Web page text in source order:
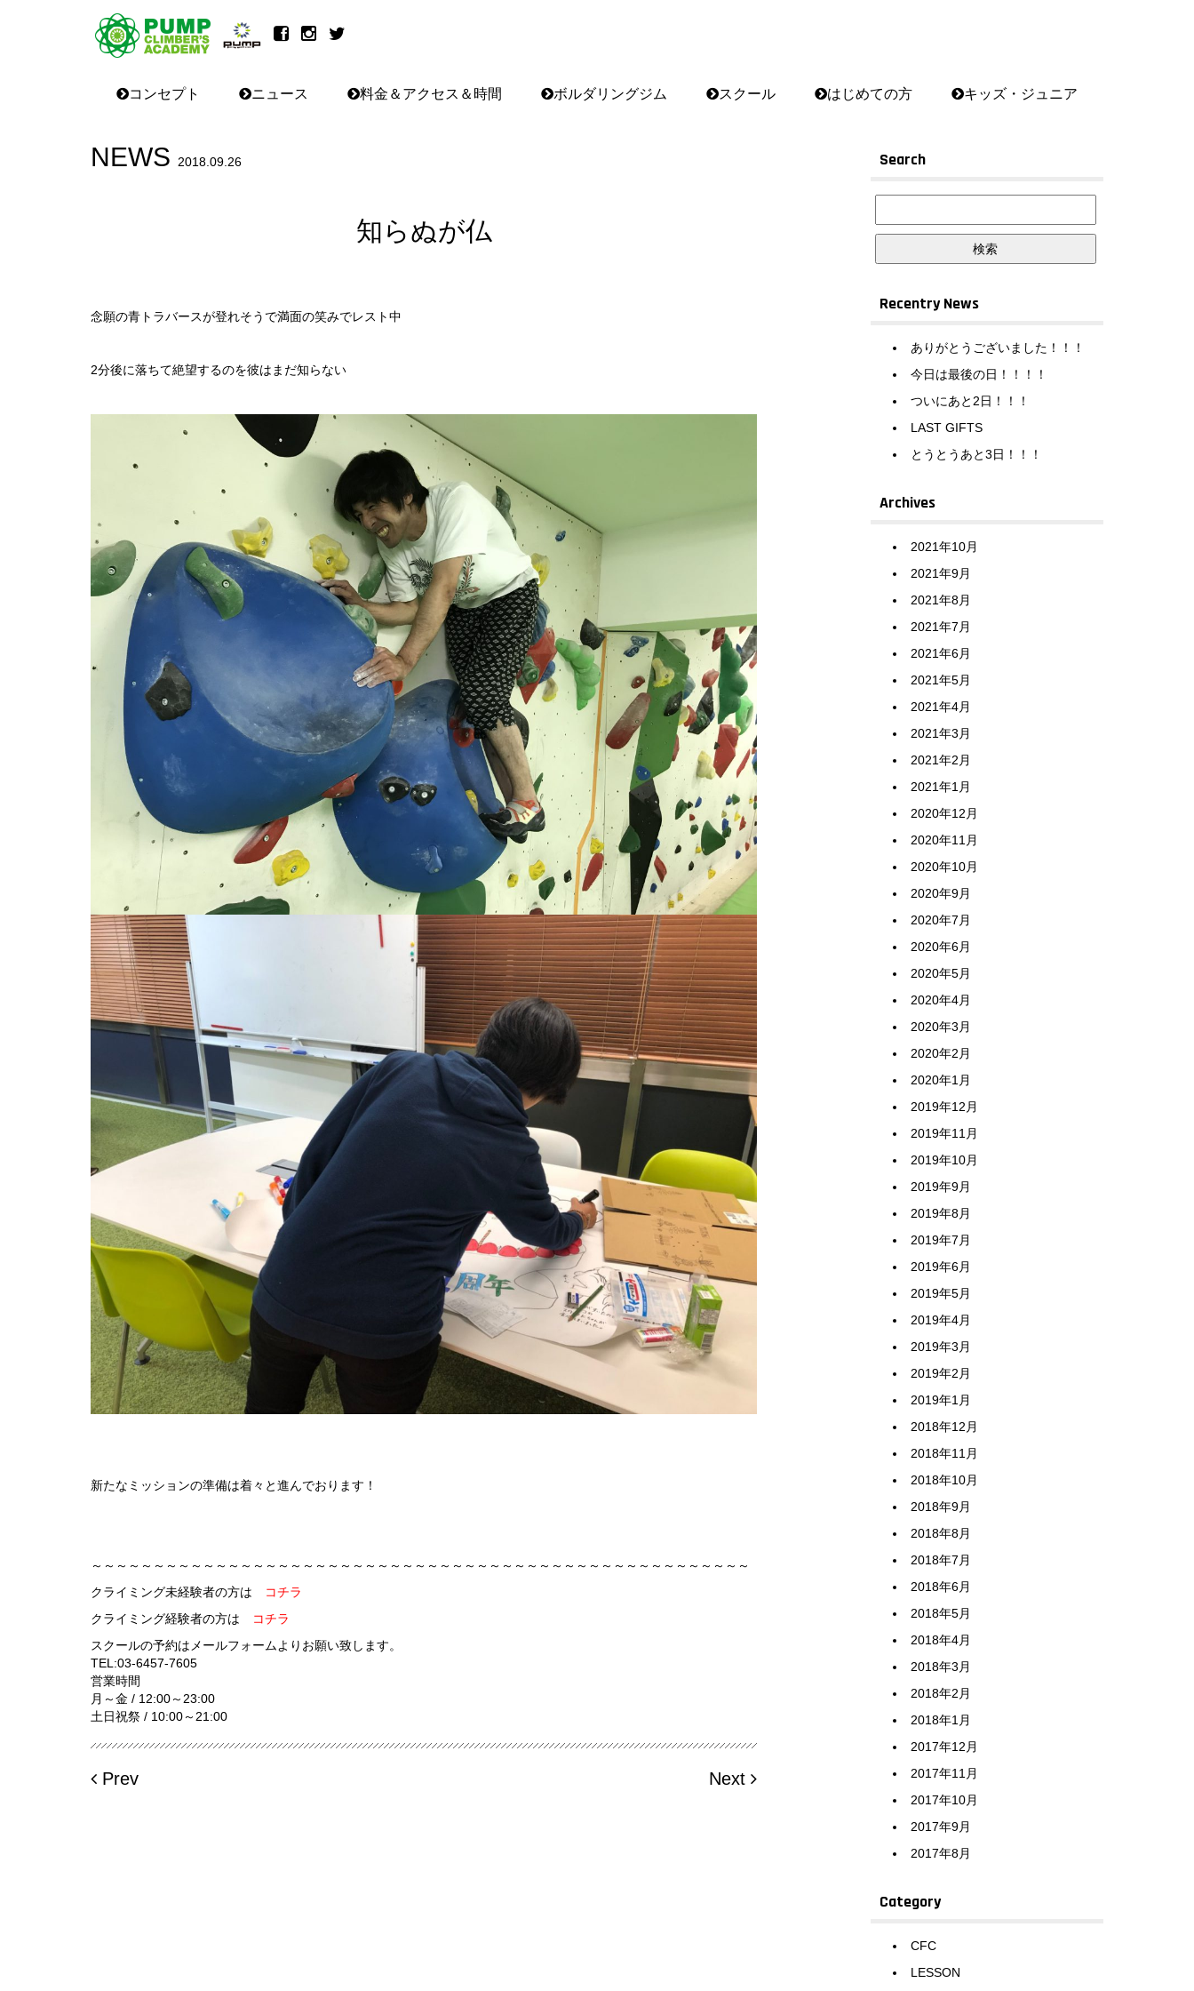
コンセプト ニュース 料金＆アクセス＆時間 ボルダリングジム スクール はじめての方 キッズ・ジュニア
NEWS 2018.09.26
知らぬが仏
念願の青トラバースが登れそうで満面の笑みでレスト中
2分後に落ちて絶望するのを彼はまだ知らない
新たなミッションの準備は着々と進んでおります！
～～～～～～～～～～～～～～～～～～～～～～～～～～～～～～～～～～～～～～～～～～～～～～～～～～～～～
クライミング未経験者の方は
コチラ
クライミング経験者の方は
コチラ
スクールの予約はメールフォームよりお願い致します。
TEL:03-6457-7605
営業時間
月～金 / 12:00～23:00
土日祝祭 / 10:00～21:00
Prev Next
Search
Recentry News
ありがとうございました！！！
今日は最後の日！！！！
ついにあと2日！！！
LAST GIFTS
とうとうあと3日！！！
Archives
2021年10月
2021年9月
2021年8月
2021年7月
2021年6月
2021年5月
2021年4月
2021年3月
2021年2月
2021年1月
2020年12月
2020年11月
2020年10月
2020年9月
2020年7月
2020年6月
2020年5月
2020年4月
2020年3月
2020年2月
2020年1月
2019年12月
2019年11月
2019年10月
2019年9月
2019年8月
2019年7月
2019年6月
2019年5月
2019年4月
2019年3月
2019年2月
2019年1月
2018年12月
2018年11月
2018年10月
2018年9月
2018年8月
2018年7月
2018年6月
2018年5月
2018年4月
2018年3月
2018年2月
2018年1月
2017年12月
2017年11月
2017年10月
2017年9月
2017年8月
Category
CFC
LESSON